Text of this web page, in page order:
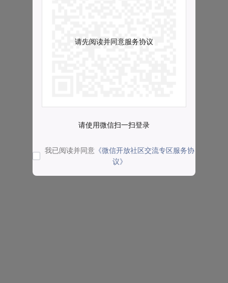
请先阅读并同意服务协议
请使用微信扫一扫登录
我已阅读并同意 《微信开放社区交流专区服务协
议》